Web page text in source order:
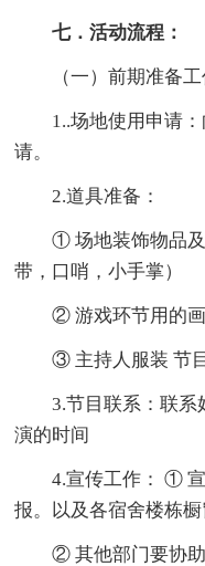
七．活动流程：
（一）前期准备
1..场地使用申请
请。
2.道具准备：
① 场地装饰物品
带，口哨，小手掌）
② 游戏环节用的
③ 主持人服装 节
3.节目联系：联系
演的时间
4.宣传工作： ①
报。以及各宿舍楼栋橱
② 其他部门要协